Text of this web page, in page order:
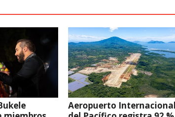
Aeropuerto Internacional